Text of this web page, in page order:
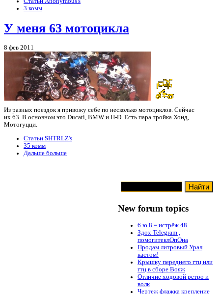
3 комм
У меня 63 мотоцикла
8 фев 2011
Из разных поездок я привожу себе по несколько мотоциклов. Сейчас
их 63. В основном это Ducati, BMW и H-D. Есть пара тройка Хонд,
Мотогуцци.
Статьи SHTRLZ's
35 комм
Дальше больше
New forum topics
6 ю 8 = истрёж 48
Здох Telegram ,
помогитеклОпОна
Продам литровый Урал
кастом!
Крышку переднего гтц или
гтц в сборе Вояж
Отличие ходовой ретро и
волк
Чертеж флажка крепление